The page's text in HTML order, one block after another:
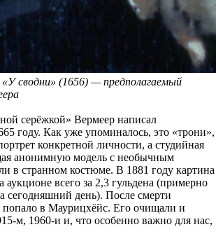
сводни» (1656) — предполагаемый
серёжкой» Вермеер написал
году. Как уже упоминалось, это «трони»,
конкретной личности, а студийная
анонимную модель с необычным
в странном костюме. В 1881 году картина
аукционе всего за 2,3 гульдена (примерно
день). После смерти
попало в Маурицхёйс. Его очищали и
м, 1960-и и, что особенно важно для нас,